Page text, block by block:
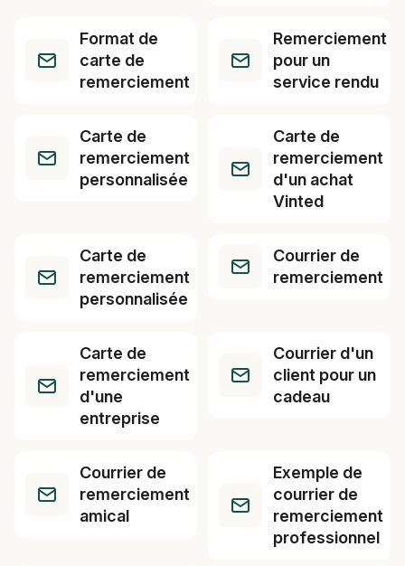
Format de
carte de
remerciement
Remerciement
pour un
service rendu
Carte de
remerciement
personnalisée
Carte de
remerciement
d'un achat
Vinted
Carte de
remerciement
personnalisée
Courrier de
remerciement
Carte de
remerciement
d'une
entreprise
Courrier d'un
client pour un
cadeau
Courrier de
remerciement
amical
Exemple de
courrier de
remerciement
professionnel